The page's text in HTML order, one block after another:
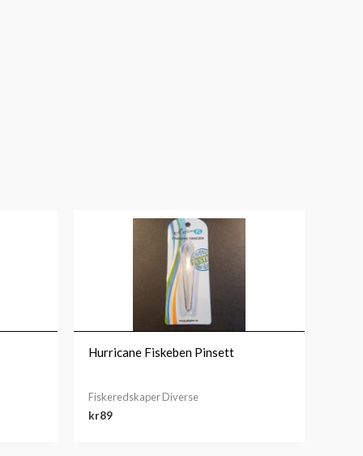
Hurricane Fiskeben Pinsett
Fiskeredskaper Diverse
kr89